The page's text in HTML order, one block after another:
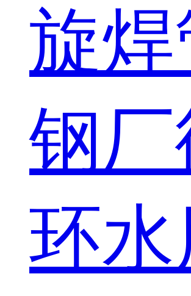
旋焊
钢厂
环水